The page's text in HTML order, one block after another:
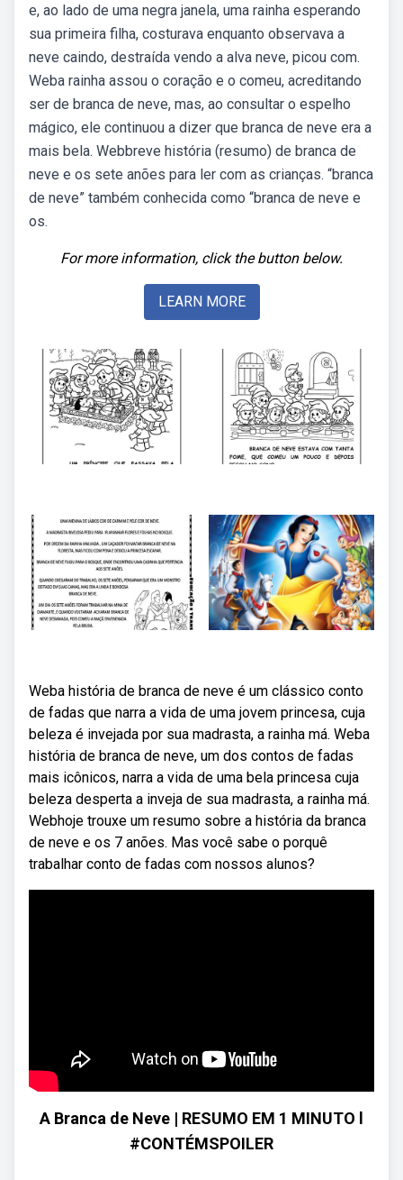
e, ao lado de uma negra janela, uma rainha esperando
sua primeira filha, costurava enquanto observava a
neve caindo, destraída vendo a alva neve, picou com.
Weba rainha assou o coração e o comeu, acreditando
ser de branca de neve, mas, ao consultar o espelho
mágico, ele continuou a dizer que branca de neve era a
mais bela. Webbreve história (resumo) de branca de
neve e os sete anões para ler com as crianças. “branca
de neve” também conhecida como “branca de neve e
os.
For more information, click the button below.
LEARN MORE
Weba história de branca de neve é um clássico conto
de fadas que narra a vida de uma jovem princesa, cuja
beleza é invejada por sua madrasta, a rainha má. Weba
história de branca de neve, um dos contos de fadas
mais icônicos, narra a vida de uma bela princesa cuja
beleza desperta a inveja de sua madrasta, a rainha má.
Webhoje trouxe um resumo sobre a história da branca
de neve e os 7 anões. Mas você sabe o porquê
trabalhar conto de fadas com nossos alunos?
A Branca de Neve | RESUMO EM 1 MINUTO l
#CONTÉMSPOILER